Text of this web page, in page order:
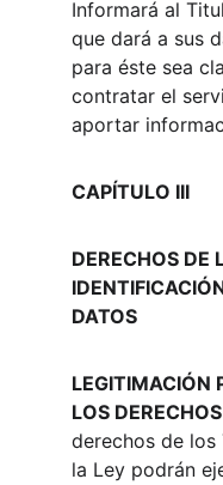
Informará al
que dará a sus
para éste sea
contratar el
aportar
CAPÍTULO III
DERECHOS DE
DATOS
LEGITIMACIÓN
LOS
derechos de los
la Ley podrán